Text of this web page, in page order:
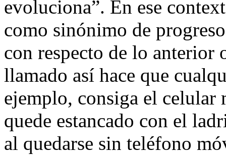
evoluciona”. En ese
como sinónimo de
con respecto de lo anterior
llamado así hace que
ejemplo, consiga el celular
quede estancado con el
al quedarse sin teléfono